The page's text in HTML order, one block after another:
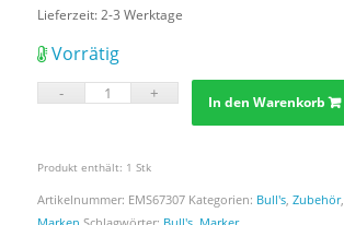
Lieferzeit: 2-3 Werktage
Vorrätig
In den Warenkorb
Produkt enthält: 1 Stk
Artikelnummer: EMS67307 Kategorien: Bull's, Zubehör,